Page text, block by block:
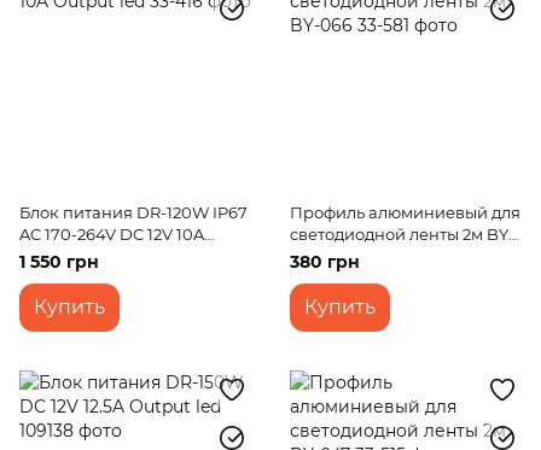
Блок питания DR-120W IP67
AC 170-264V DC 12V 10A
Output led
1 550 грн
Купить
Профиль алюминиевый для
светодиодной ленты 2м BY-
066
380 грн
Купить